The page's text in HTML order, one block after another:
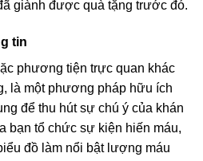
giành được quà tặng trước đó.
tin
phương tiện trực quan khác
là một phương pháp hữu ích
để thu hút sự chú ý của khán
bạn tổ chức sự kiện hiến máu,
đồ làm nổi bật lượng máu